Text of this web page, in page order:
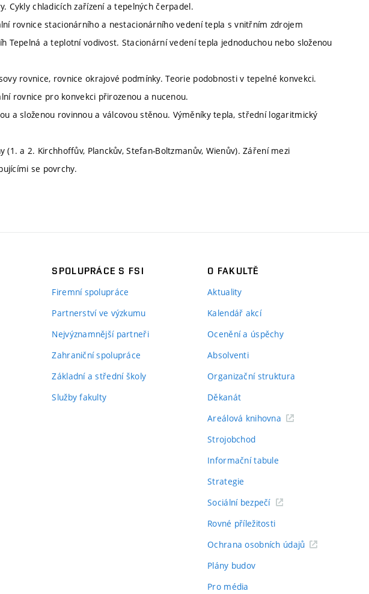
Cykly chladicích zařízení a tepelných čerpadel.
rovnice stacionárního a nestacionárního vedení tepla s vnitřním zdrojem
Tepelná a teplotní vodivost. Stacionární vedení tepla jednoduchou nebo složenou
rovnice, rovnice okrajové podmínky. Teorie podobnosti v tepelné konvekci.
rovnice pro konvekci přirozenou a nucenou.
a složenou rovinnou a válcovou stěnou. Výměníky tepla, střední logaritmický
(1. a 2. Kirchhoffův, Planckův, Stefan-Boltzmanův, Wienův). Záření mezi
se povrchy.
SPOLUPRÁCE S FSI
Firemní spolupráce
Partnerství ve výzkumu
Nejvýznamnější partneři
Zahraniční spolupráce
Základní a střední školy
Služby fakulty
O FAKULTĚ
Aktuality
Kalendář akcí
Ocenění a úspěchy
Absolventi
Organizační struktura
Děkanát
Areálová knihovna
Strojobchod
Informační tabule
Strategie
Sociální bezpečí
Rovné příležitosti
Ochrana osobních údajů
Plány budov
Pro média